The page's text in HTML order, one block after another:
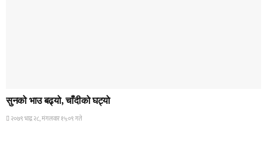
सुनको भाउ बढ्यो, चाँदीको घट्यो
२०७९ भाद्र २८, मंगलवार १५:०९ गते